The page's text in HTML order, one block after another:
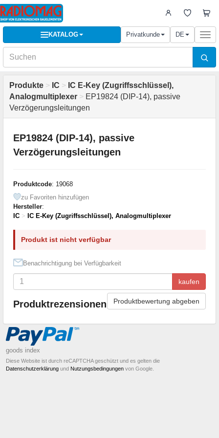
KATALOG Privatkunde DE
Produkte > IC > IC E-Key (Zugriffsschlüssel),
Analogmultiplexer > EP19824 (DIP-14), passive
Verzögerungsleitungen
EP19824 (DIP-14), passive
Verzögerungsleitungen
Produktcode: 19068
zu Favoriten hinzufügen
Hersteller:
IC > IC E-Key (Zugriffsschlüssel), Analogmultiplexer
Produkt ist nicht verfügbar
Benachrichtigung bei Verfügbarkeit
kaufen
Produktrezensionen Produktbewertung abgeben
goods index
Diese Website ist durch reCAPTCHA geschützt und es gelten die
Datenschutzerklärung und Nutzungsbedingungen von Google.